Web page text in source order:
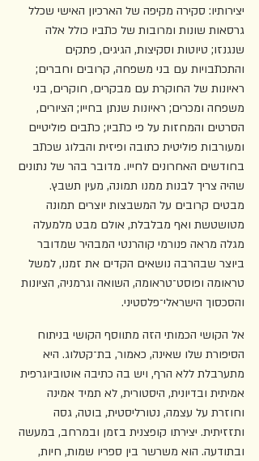
יצירותיו: סקירה מקיפה של הארכיון האישי שכלל
גרסאות שונות ומרובות של כתביו כולל אלה
שנגנזו; טיוטות וסקיצות, הגיגים, פתקים
והתכתבויות עם בני משפחה, קרובים וחברים;
ראיונות של החוקרת עם מבקרים, חוקרים, בני
משפחה ומכרים; ראיונות שנתן בחייו; הציורים,
הסרטים והמחזות על פי כתביו; כתבים פוליטיים
ומעורבות פוליטית כתובה ופיזית והבלוג שכתב
בחודשים האחרונים לחייו. מדובר בהר של נתונים
שהיה צריך לבנות ממנו תמונה, מעין תשבץ.
מבטים קרובים על המשבצות יוצרים תמונה
מטושטשת ואף מבלבלת, אולם מבט מלמעלה
מגלה מראה פנורמי קוהרנטי המבהיר שמדובר
ביוצר שבהרבה נושאים הקדים את זמנו, למשל
טראומה ופוסט־טראומה, השואה וגרמניה, הציונות
והסכסוך הישראלי־פלסטיני.
אל הקושי הכמותי הזה מתווסף הקושי בניתוח
הסיפורת שלו שאינה, כאמור, בת־קטלוג. היא
מתערבלת ללא הרף, ויש בה כתיבה אוטוביוגרפית
אמיתית ובדיונית, היסטורית, לא תמיד אמינה
וחוזרת על עצמה, נטורליסטית, בוטה, גסה
ותזזיתית. יצירתו קופצנית בזמן ובמרחב, במעשה
ובתודעה. הוא משרשר בין ספריו שמות, חיות,